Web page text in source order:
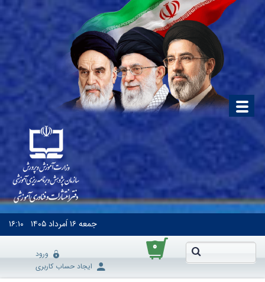
جمعه۱۶ اَمرداد ۱۴۰۵ ۱۶:۱۰
۰
ورود
ایجاد حساب کاربری